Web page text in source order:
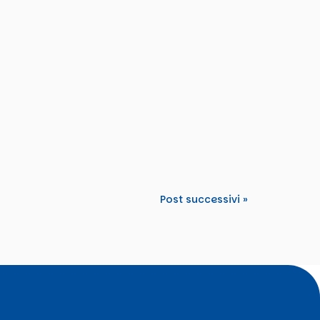
Post successivi »